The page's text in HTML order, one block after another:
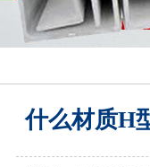
什么材质H